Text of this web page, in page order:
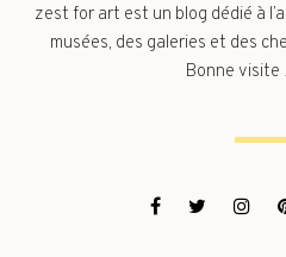
zest for art est un blog dédié à
musées, des galeries et des
Bonne visite